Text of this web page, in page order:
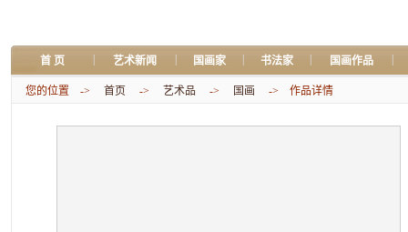
首 页 艺术新闻 国画家 书法家 国画作品
您的位置 -> 首页 -> 艺术品 -> 国画 -> 作品详情